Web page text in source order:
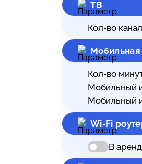
ТВ
Кол-во
Мобильная
Кол-во
Мобильный
Мобильный
Wi-Fi
В